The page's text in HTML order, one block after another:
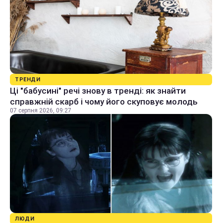
ТРЕНДИ
Ці "бабусині" речі знову в тренді: як знайти
справжній скарб і чому його скуповує молодь
07 серпня 2026, 09:27
ЛЮДИ